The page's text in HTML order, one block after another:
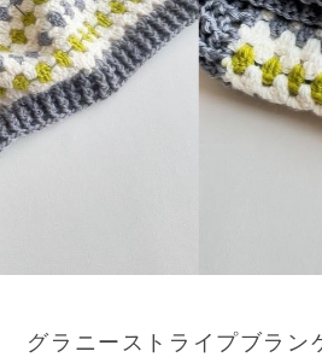
グラニーストライプブラン